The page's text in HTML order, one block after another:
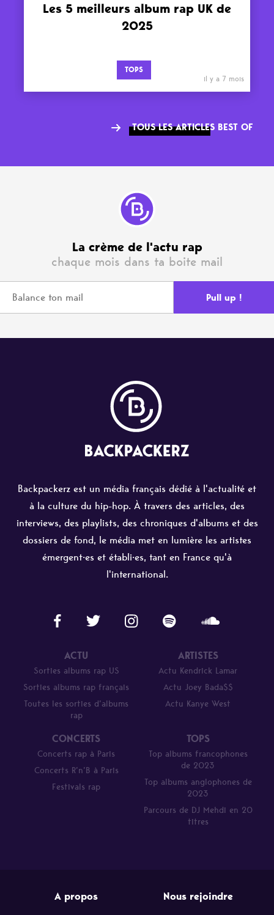
Les 5 meilleurs album rap UK de
2025
TOPS
il y a 7 mois
TOUS LES ARTICLES BEST OF
La crème de l'actu rap
chaque mois dans ta boite mail
Backpackerz est un média français dédié à l'actualité et
à la culture du hip-hop. À travers des articles, des
interviews, des playlists, des chroniques d'albums et des
dossiers de fond, le média met en lumière les artistes
émergent·es et établi·es, tant en France qu'à
l'international.
ACTU
Sorties albums rap US
Sorties albums rap français
Toutes les sorties d’albums
rap
ARTISTES
Actu Kendrick Lamar
Actu Joey Bada$$
Actu Kanye West
CONCERTS
Concerts rap à Paris
Concerts R’n’B à Paris
Festivals rap
TOPS
Top albums francophones
de 2023
Top albums anglophones de
2023
Parcours de DJ Mehdi en 20
titres
A propos Nous rejoindre